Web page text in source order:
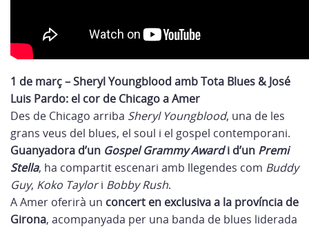
1 de març – Sheryl Youngblood amb Tota Blues & José
Luis Pardo: el cor de Chicago a Amer
Des de Chicago arriba Sheryl Youngblood, una de les
grans veus del blues, el soul i el gospel contemporani.
Guanyadora d’un Gospel Grammy Awardi d’un Premi
Stella, ha compartit escenari amb llegendes com Buddy
Guy, Koko Taylori Bobby Rush.
A Amer oferirà un concert en exclusiva a la província de
Girona, acompanyada per una banda de blues liderada